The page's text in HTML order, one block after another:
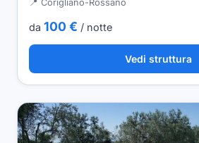
📍 Corigliano-Rossano
da 100 € / notte
Vedi struttura